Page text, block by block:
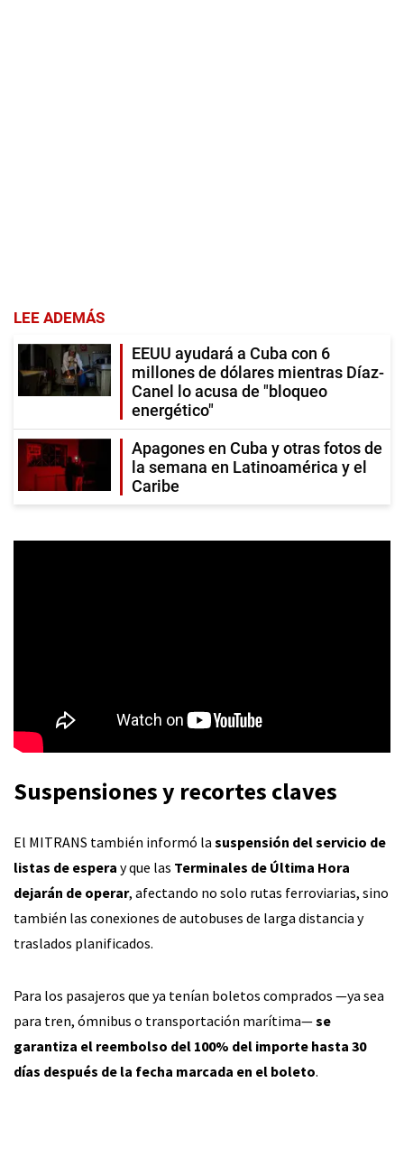
LEE ADEMÁS
EEUU ayudará a Cuba con 6
millones de dólares mientras Díaz-
Canel lo acusa de "bloqueo
energético"
Apagones en Cuba y otras fotos de
la semana en Latinoamérica y el
Caribe
Suspensiones y recortes claves
El MITRANS también informó la suspensión del servicio de
listas de espera y que las Terminales de Última Hora
dejarán de operar, afectando no solo rutas ferroviarias, sino
también las conexiones de autobuses de larga distancia y
traslados planificados.
Para los pasajeros que ya tenían boletos comprados —ya sea
para tren, ómnibus o transportación marítima—se
garantiza el reembolso del 100% del importe hasta 30
días después de la fecha marcada en el boleto.